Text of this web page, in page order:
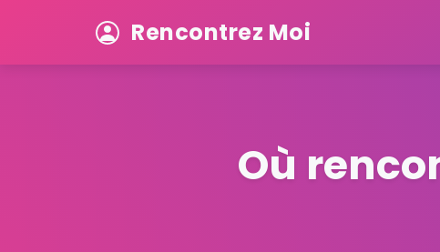
Rencontrez Moi
Où